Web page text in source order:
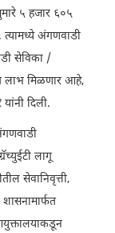
५ हजार ६०५
अंगणवाडी
सेविका /
लाभ मिळणार आहे,
दिली.
लागू
सेवानिवृत्ती,